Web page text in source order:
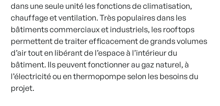
dans une seule unité les fonctions de climatisation,
chauffage et ventilation. Très populaires dans les
bâtiments commerciaux et industriels, les rooftops
permettent de traiter efficacement de grands volumes
d’air tout en libérant de l’espace à l’intérieur du
bâtiment. Ils peuvent fonctionner au gaz naturel, à
l’électricité ou en thermopompe selon les besoins du
projet.